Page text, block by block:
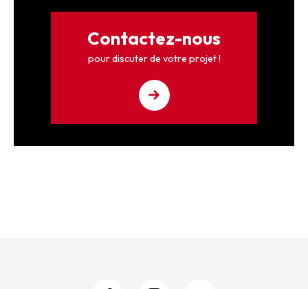
Contactez-nous
pour discuter de votre projet !